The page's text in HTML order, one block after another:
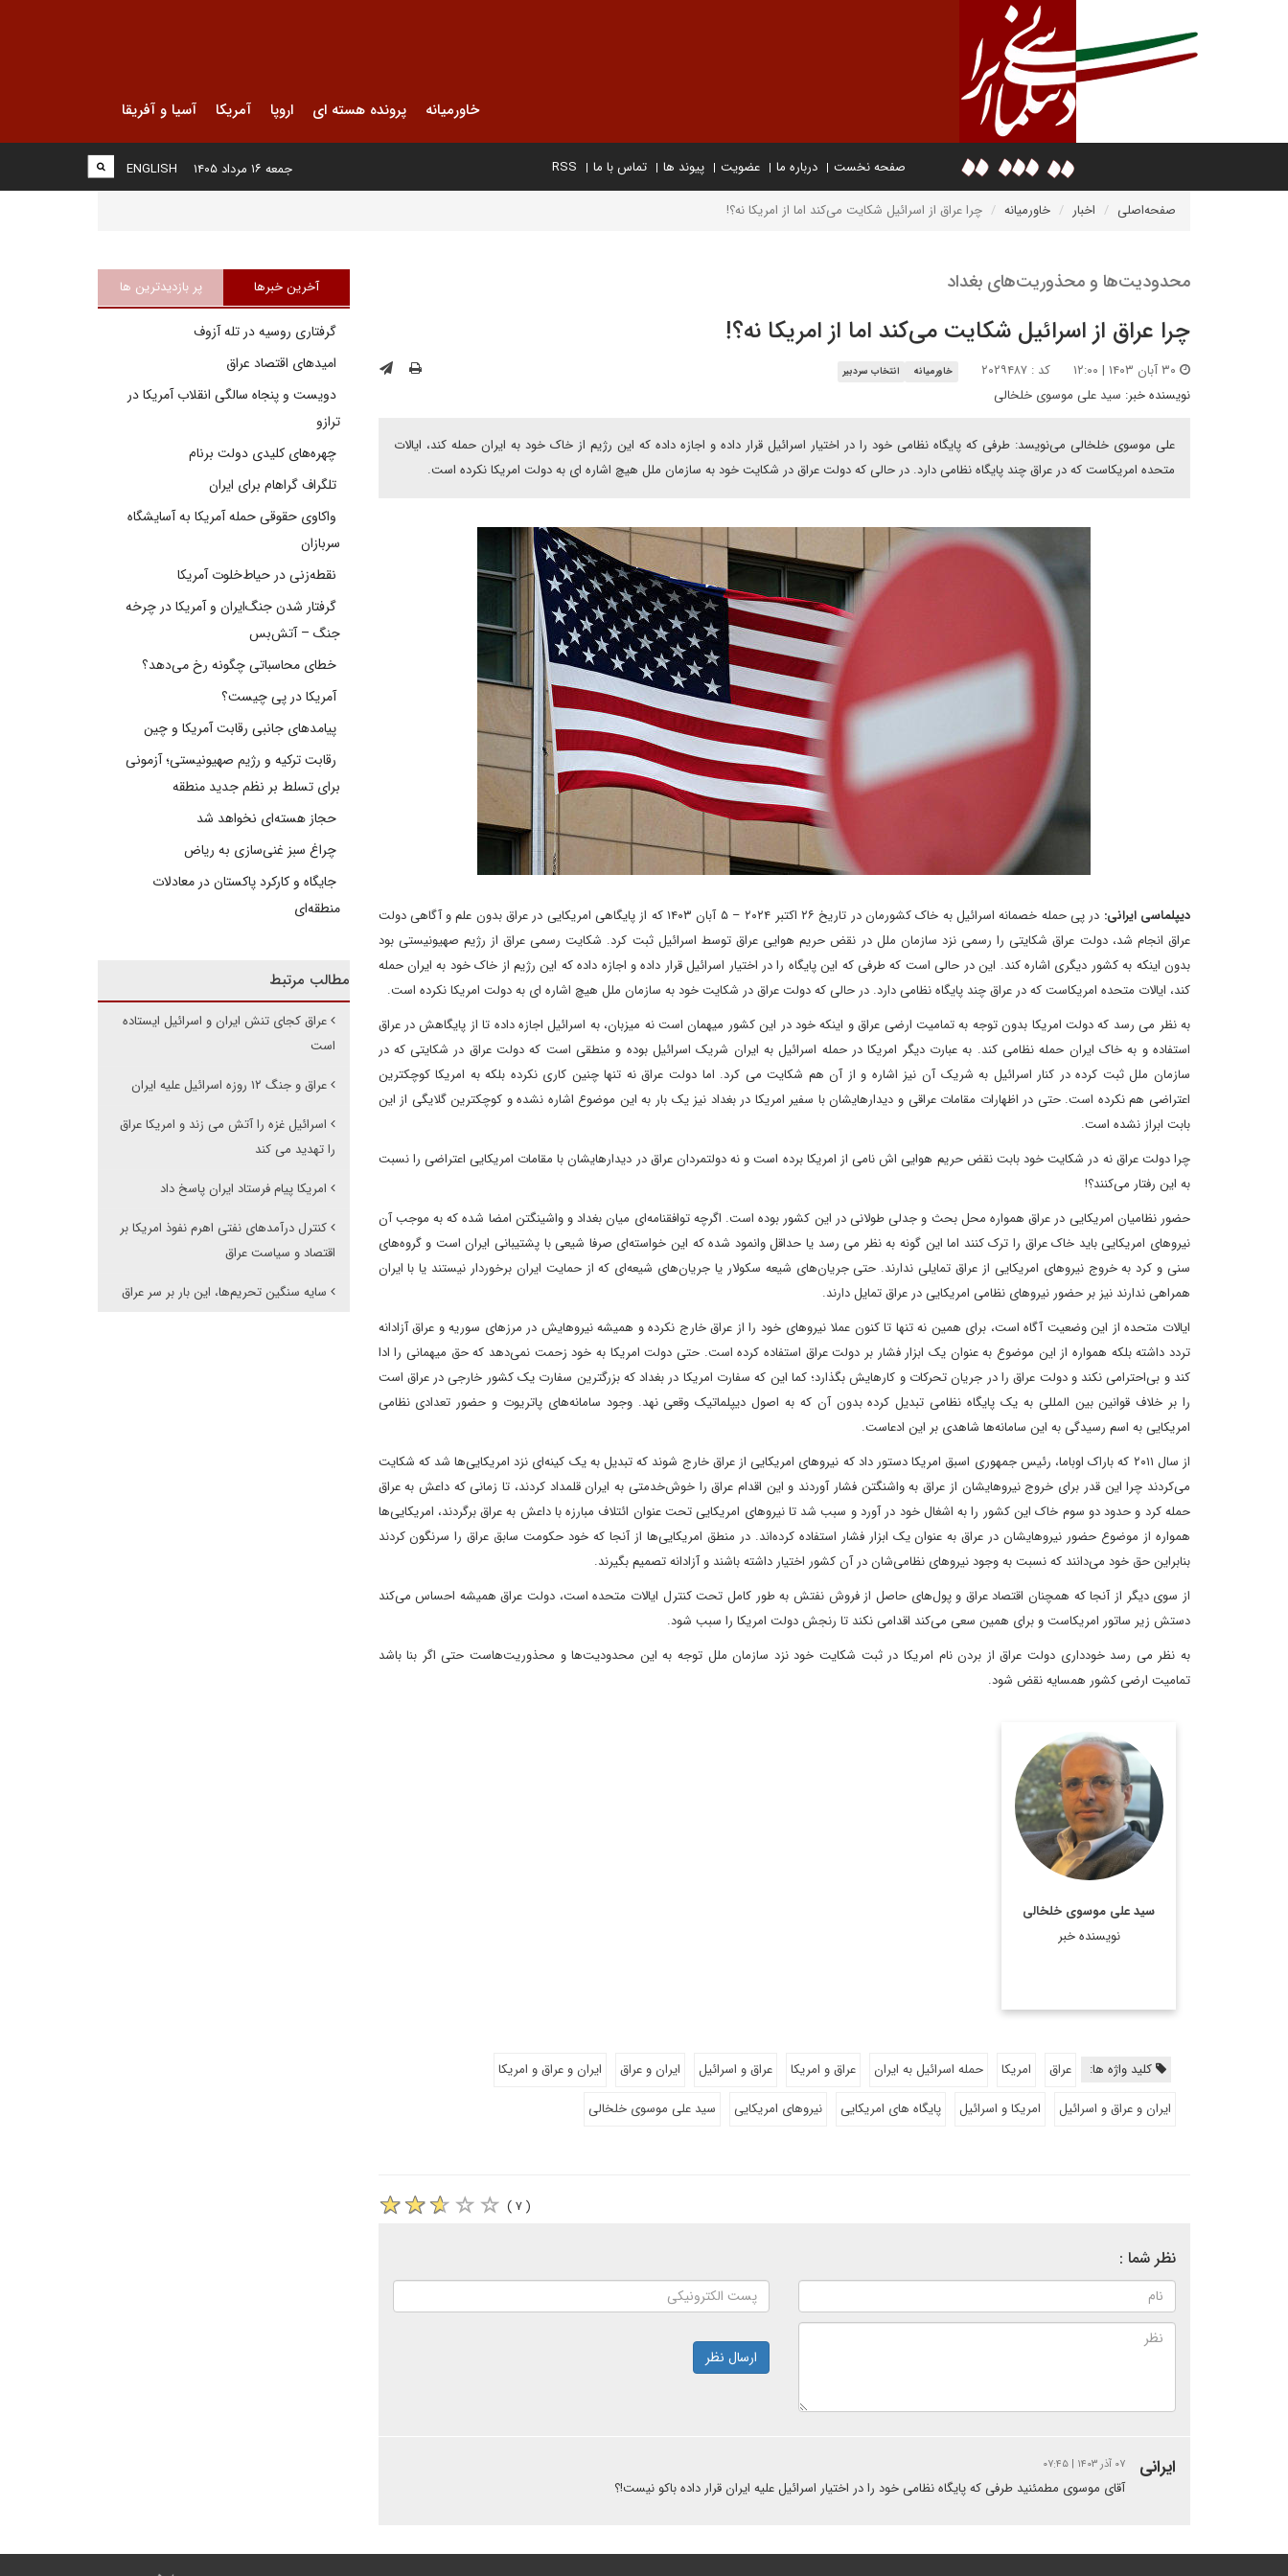
خاورمیانه پرونده هسته ای اروپا آمریکا آسیا و آفریقا
صفحه نخست درباره ما عضویت پیوند ها تماس با ما RSS
ENGLISH جمعه ۱۶ مرداد ۱۴۰۵
صفحه‌اصلی اخبار خاورمیانه چرا عراق از اسرائیل شکایت می‌کند اما از امریکا نه؟!
محدودیت‌ها و محذوریت‌های بغداد
چرا عراق از اسرائیل شکایت می‌کند اما از امریکا نه؟!
کد : ۲۰۲۹۴۸۷ خاورمیانه انتخاب سردبیر
نویسنده خبر: سید علی موسوی خلخالی
علی موسوی خلخالی می‌نویسد: طرفی که پایگاه نظامی خود را در اختیار اسرائیل قرار داده و اجازه داده که این رژیم از خاک خود به ایران حمله کند، ایالات
متحده امریکاست که در عراق چند پایگاه نظامی دارد. در حالی که دولت عراق در شکایت خود به سازمان ملل هیچ اشاره ای به دولت امریکا نکرده است.
دیپلماسی ایرانی:
در پی حمله خصمانه اسرائیل به خاک کشورمان در تاریخ ۲۶ اکتبر ۲۰۲۴ – ۵ آبان ۱۴۰۳ که از پایگاهی امریکایی در عراق بدون علم و آگاهی دولت
عراق انجام شد، دولت عراق شکایتی را رسمی نزد سازمان ملل در نقض حریم هوایی عراق توسط اسرائیل ثبت کرد. شکایت رسمی عراق از رژیم صهیونیستی بود
بدون اینکه به کشور دیگری اشاره کند. این در حالی است که طرفی که این پایگاه را در اختیار اسرائیل قرار داده و اجازه داده که این رژیم از خاک خود به ایران حمله
کند، ایالات متحده امریکاست که در عراق چند پایگاه نظامی دارد. در حالی که دولت عراق در شکایت خود به سازمان ملل هیچ اشاره ای به دولت امریکا نکرده است.
به نظر می رسد که دولت امریکا بدون توجه به تمامیت ارضی عراق و اینکه خود در این کشور میهمان است نه میزبان، به اسرائیل اجازه داده تا از پایگاهش در عراق
استفاده و به خاک ایران حمله نظامی کند. به عبارت دیگر امریکا در حمله اسرائیل به ایران شریک اسرائیل بوده و منطقی است که دولت عراق در شکایتی که در
سازمان ملل ثبت کرده در کنار اسرائیل به شریک آن نیز اشاره و از آن هم شکایت می کرد. اما دولت عراق نه تنها چنین کاری نکرده بلکه به امریکا کوچکترین
اعتراضی هم نکرده است. حتی در اظهارات مقامات عراقی و دیدارهایشان با سفیر امریکا در بغداد نیز یک بار به این موضوع اشاره نشده و کوچکترین گلایگی از این
بابت ابراز نشده است.
چرا دولت عراق نه در شکایت خود بابت نقض حریم هوایی اش نامی از امریکا برده است و نه دولتمردان عراق در دیدارهایشان با مقامات امریکایی اعتراضی را نسبت
به این رفتار می‌کنند؟!
حضور نظامیان امریکایی در عراق همواره محل بحث و جدلی طولانی در این کشور بوده است. اگرچه توافقنامه‌ای میان بغداد و واشینگتن امضا شده که به موجب آن
نیروهای امریکایی باید خاک عراق را ترک کنند اما این گونه به نظر می رسد یا حداقل وانمود شده که این خواسته‌ای صرفا شیعی با پشتیبانی ایران است و گروه‌های
سنی و کرد به خروج نیروهای امریکایی از عراق تمایلی ندارند. حتی جریان‌های شیعه سکولار یا جریان‌های شیعه‌ای که از حمایت ایران برخوردار نیستند یا با ایران
همراهی ندارند نیز بر حضور نیروهای نظامی امریکایی در عراق تمایل دارند.
ایالات متحده از این وضعیت آگاه است، برای همین نه تنها تا کنون عملا نیروهای خود را از عراق خارج نکرده و همیشه نیروهایش در مرزهای سوریه و عراق آزادانه
تردد داشته بلکه همواره از این موضوع به عنوان یک ابزار فشار بر دولت عراق استفاده کرده است. حتی دولت امریکا به خود زحمت نمی‌دهد که حق میهمانی را ادا
کند و بی‌احترامی نکند و دولت عراق را در جریان تحرکات و کارهایش بگذارد؛ کما این که سفارت امریکا در بغداد که بزرگترین سفارت یک کشور خارجی در عراق است
را بر خلاف قوانین بین المللی به یک پایگاه نظامی تبدیل کرده بدون آن که به اصول دیپلماتیک وقعی نهد. وجود سامانه‌های پاتریوت و حضور تعدادی نظامی
امریکایی به اسم رسیدگی به این سامانه‌ها شاهدی بر این ادعاست.
از سال ۲۰۱۱ که باراک اوباما، رئیس جمهوری اسبق امریکا دستور داد که نیروهای امریکایی از عراق خارج شوند که تبدیل به یک کینه‌ای نزد امریکایی‌ها شد که شکایت
می‌کردند چرا این قدر برای خروج نیروهایشان از عراق به واشنگتن فشار آوردند و این اقدام عراق را خوش‌خدمتی به ایران قلمداد کردند، تا زمانی که داعش به عراق
حمله کرد و حدود دو سوم خاک این کشور را به اشغال خود در آورد و سبب شد تا نیروهای امریکایی تحت عنوان ائتلاف مبارزه با داعش به عراق برگردند، امریکایی‌ها
همواره از موضوع حضور نیروهایشان در عراق به عنوان یک ابزار فشار استفاده کرده‌اند. در منطق امریکایی‌ها از آنجا که خود حکومت سابق عراق را سرنگون کردند
بنابراین حق خود می‌دانند که نسبت به وجود نیروهای نظامی‌شان در آن کشور اختیار داشته باشند و آزادانه تصمیم بگیرند.
از سوی دیگر از آنجا که همچنان اقتصاد عراق و پول‌های حاصل از فروش نفتش به طور کامل تحت کنترل ایالات متحده است، دولت عراق همیشه احساس می‌کند
دستش زیر ساتور امریکاست و برای همین سعی می‌کند اقدامی نکند تا رنجش دولت امریکا را سبب شود.
به نظر می رسد خودداری دولت عراق از بردن نام امریکا در ثبت شکایت خود نزد سازمان ملل توجه به این محدودیت‌ها و محذوریت‌هاست حتی اگر بنا باشد
تمامیت ارضی کشور همسایه نقض شود.
سید علی موسوی خلخالی
نویسنده خبر
روزنامه نگار، نویسنده،
مترجم و سردبیر دیپلماسی
ایرانی.
اطلاعات بیشتر
کلید واژه ها: عراق امریکا حمله اسرائیل به ایران عراق و امریکا عراق و اسرائیل ایران و عراق
ایران و عراق و امریکا
ایران و عراق و اسرائیل
امریکا و اسرائیل پایگاه های امریکایی نیروهای امریکایی سید علی موسوی خلخالی
( ۷ )
نظر شما :
ارسال نظر
ایرانی ۰۷ آذر ۱۴۰۳ | ۰۷:۴۵
آقای موسوی مطمئنید طرفی که پایگاه نظامی خود را در اختیار اسرائیل علیه ایران قرار داده باکو نیست!؟
آخرین خبرها پر بازدیدترین ها
گرفتاری روسیه در تله آزوف
امیدهای اقتصاد عراق
دویست و پنجاه سالگی انقلاب آمریکا در
ترازو
چهره‌های کلیدی دولت برنام
تلگراف گراهام برای ایران
واکاوی حقوقی حمله آمریکا به آسایشگاه
سربازان
نقطه‌زنی در حیاط‌خلوت آمریکا
گرفتار شدن جنگ‌ایران و آمریکا در چرخه
جنگ – آتش‌بس
خطای محاسباتی چگونه رخ می‌دهد؟
آمریکا در پی چیست؟
پیامدهای جانبی رقابت آمریکا و چین
رقابت ترکیه و رژیم صهیونیستی؛ آزمونی
برای تسلط بر نظم جدید منطقه
حجاز هسته‌ای نخواهد شد
چراغ سبز غنی‌سازی به ریاض
جایگاه و کارکرد پاکستان در معادلات
منطقه‌ای
مطالب مرتبط
عراق کجای تنش ایران و اسرائیل ایستاده
است
عراق و جنگ ۱۲ روزه اسرائیل علیه ایران
اسرائیل غزه را آتش می زند و امریکا عراق
را تهدید می کند
امریکا پیام فرستاد ایران پاسخ داد
کنترل درآمدهای نفتی اهرم نفوذ امریکا بر
اقتصاد و سیاست عراق
سایه سنگین تحریم‌ها، این بار بر سر عراق